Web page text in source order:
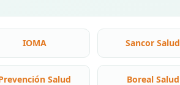
IOMA Sancor Salud
Salud Boreal Salud